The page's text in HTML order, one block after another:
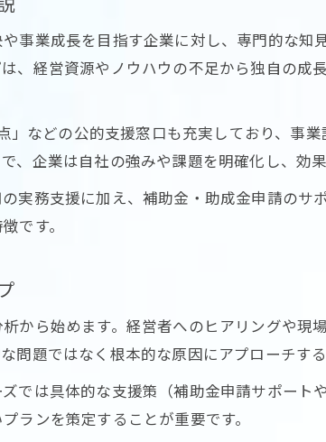
成長を加速するコンサルとの連携の秘訣
ル比較で分かる東京都の支援体制の違い
とコンサルで実現する東京の企業力
に役立つコンサルの企業支援ノウハウ
向上を目指す創業コンサルの実践事例
サルの視点でみる東京都の創業サポート体制
サルが伝える東京都最新支援制度の要点
援に役立つ東京都の新制度とコンサルの活
で注目の助成金制度をコンサルが解説
サル視点で見る東京都の制度変更の特徴
長に直結する東京都支援策の最新動向
事業成長を目指す企業に対し、専門的な
、経営資源やノウハウの不足から独自の成
」などの公的支援窓口も充実しており、事
、企業は自社の強みや課題を明確化し、効
実務支援に加え、補助金・助成金申請のサ
です。
から始めます。経営者へのヒアリングや現
問題ではなく根本的な原因にアプローチす
では具体的な支援策（補助金申請サポート
ランを策定することが重要です。